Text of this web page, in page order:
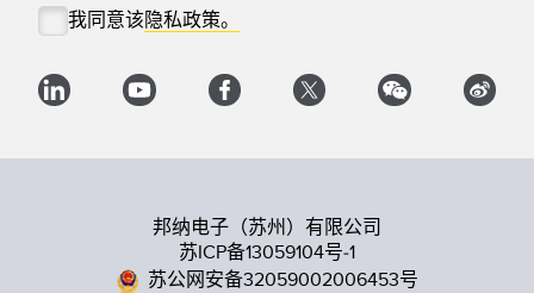
我同意该隐私政策。
邦纳电子（苏州）有限公司
苏ICP备13059104号-1
苏公网安备32059002006453号